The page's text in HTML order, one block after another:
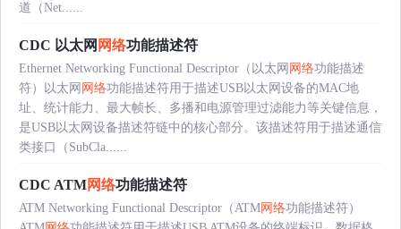
道（Net......
CDC 以太网 网络功能描述符
Ethernet Networking Functional Descriptor（以太网 网络功能描述
符）以太网 网络功能描述符用于描述USB以太网设备的MAC地
址、统计能力、最大帧长、多播和电源管理过滤能力等关键信息，
是USB以太网设备描述符链中的核心部分。该描述符用于描述通信
类接口（SubCla......
CDC ATM网络功能描述符
ATM Networking Functional Descriptor（ATM网络功能描述符）